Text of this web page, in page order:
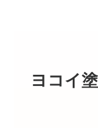
ヨコイ